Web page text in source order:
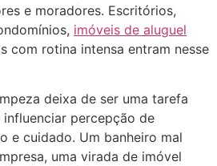
e moradores. Escritórios,
imóveis de aluguel
com rotina intensa entram nesse
deixa de ser uma tarefa
influenciar percepção de
e cuidado. Um banheiro mal
uma virada de imóvel